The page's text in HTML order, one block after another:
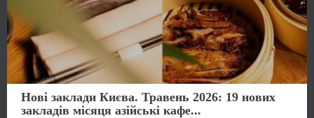
Нові заклади Києва. Травень 2026: 19 нових
закладів місяця азійські кафе...